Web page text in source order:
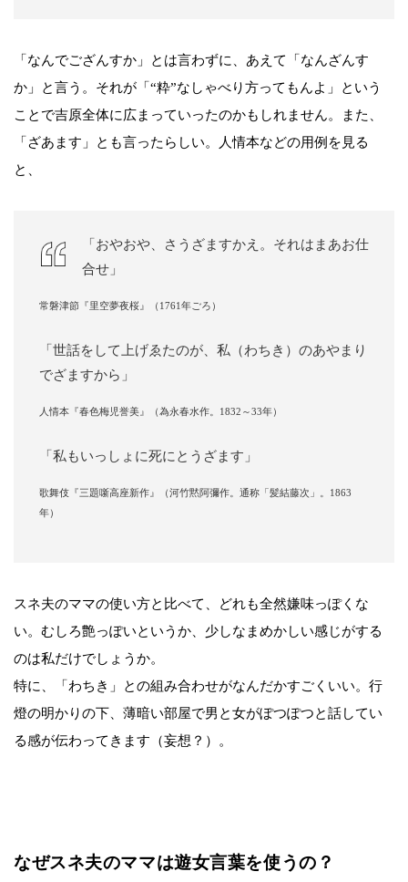
「なんでござんすか」とは言わずに、あえて「なんざんす
か」と言う。それが「“粋”なしゃべり方ってもんよ」という
ことで吉原全体に広まっていったのかもしれません。また、
「ざあます」とも言ったらしい。人情本などの用例を見る
と、
「おやおや、さうざますかえ。それはまあお仕
合せ」
常磐津節『里空夢夜桜』（1761年ごろ）
「世話をして上げゑたのが、私（わちき）のあやまり
でざますから」
人情本『春色梅児誉美』（為永春水作。1832～33年）
「私もいっしょに死にとうざます」
歌舞伎『三題噺高座新作』（河竹黙阿彌作。通称「髪結藤次」。1863
年）
スネ夫のママの使い方と比べて、どれも全然嫌味っぽくな
い。むしろ艶っぽいというか、少しなまめかしい感じがする
のは私だけでしょうか。
特に、「わちき」との組み合わせがなんだかすごくいい。行
燈の明かりの下、薄暗い部屋で男と女がぽつぽつと話してい
る感が伝わってきます（妄想？）。
なぜスネ夫のママは遊女言葉を使うの？